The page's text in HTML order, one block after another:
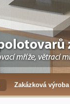
Zakázková výroba